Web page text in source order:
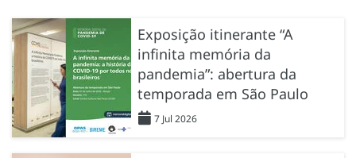
Exposição itinerante “A
infinita memória da
pandemia”: abertura da
temporada em São Paulo
7 Jul 2026